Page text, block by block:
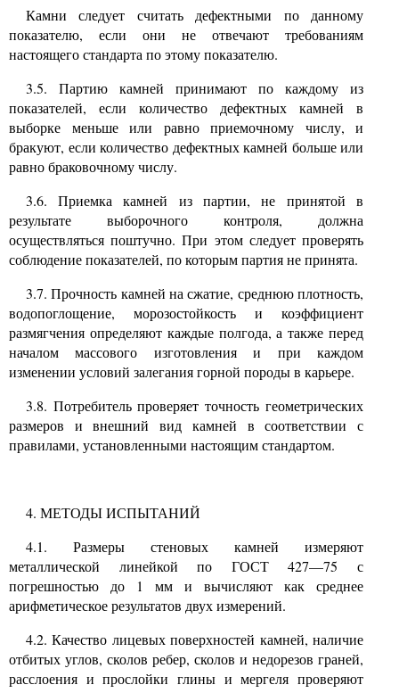
Камни следует считать дефектными по данному
показателю, если они не отвечают требованиям
настоящего стандарта по этому показателю.
3.5. Партию камней принимают по каждому из
показателей, если количество дефектных камней в
выборке меньше или равно приемочному числу, и
бракуют, если количество дефектных камней больше или
равно браковочному числу.
3.6. Приемка камней из партии, не принятой в
результате выборочного контроля, должна
осуществляться поштучно. При этом следует проверять
соблюдение показателей, по которым партия не принята.
3.7. Прочность камней на сжатие, среднюю плотность,
водопоглощение, морозостойкость и коэффициент
размягчения определяют каждые полгода, а также перед
началом массового изготовления и при каждом
изменении условий залегания горной породы в карьере.
3.8. Потребитель проверяет точность геометрических
размеров и внешний вид камней в соответствии с
правилами, установленными настоящим стандартом.
4. МЕТОДЫ ИСПЫТАНИЙ
4.1. Размеры стеновых камней измеряют
металлической линейкой по ГОСТ427—75 с
погрешностью до 1
мм и вычисляют как среднее
арифметическое результатов двух измерений.
4.2. Качество лицевых поверхностей камней, наличие
отбитых углов, сколов ребер, сколов и недорезов граней,
расслоения и прослойки глины и мергеля проверяют